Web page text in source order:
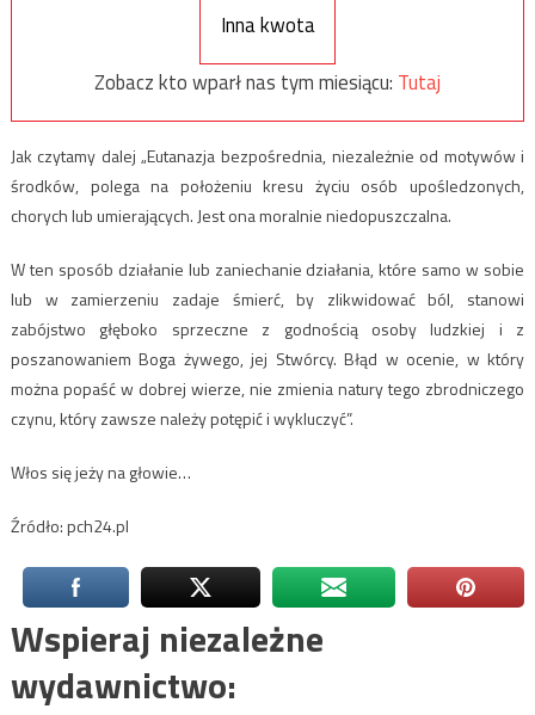
Inna kwota
Zobacz kto wparł nas tym miesiącu: Tutaj
Jak czytamy dalej „Eutanazja bezpośrednia, niezależnie od motywów i
środków, polega na położeniu kresu życiu osób upośledzonych,
chorych lub umierających. Jest ona moralnie niedopuszczalna.
W ten sposób działanie lub zaniechanie działania, które samo w sobie
lub w zamierzeniu zadaje śmierć, by zlikwidować ból, stanowi
zabójstwo głęboko sprzeczne z godnością osoby ludzkiej i z
poszanowaniem Boga żywego, jej Stwórcy. Błąd w ocenie, w który
można popaść w dobrej wierze, nie zmienia natury tego zbrodniczego
czynu, który zawsze należy potępić i wykluczyć”.
Włos się jeży na głowie…
Źródło: pch24.pl
Wspieraj niezależne
wydawnictwo: